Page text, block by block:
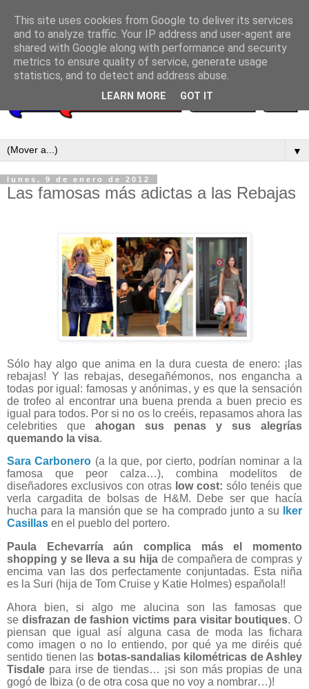
▼
lunes, 9 de enero de 2012
Las famosas más adictas a las Rebajas
Sólo hay algo que anima en la dura cuesta de enero: ¡las
rebajas! Y las rebajas, desegañémonos, nos engancha a
todas por igual: famosas y anónimas, y es que la sensación
de trofeo al encontrar una buena prenda a buen precio es
igual para todos. Por si no os lo creéis, repasamos ahora las
celebrities que ahogan sus penas y sus alegrías
quemando la visa.
Sara Carbonero (a la que, por cierto, podrían nominar a la
famosa que peor calza…), combina modelitos de
diseñadores exclusivos con otras low cost: sólo tenéis que
verla cargadita de bolsas de H&M. Debe ser que hacía
hucha para la mansión que se ha comprado junto a su
Iker
Casillas en el pueblo del portero.
Paula Echevarría aún complica más el momento
shopping y se lleva a su hija de compañera de compras y
encima van las dos perfectamente conjuntadas. Esta niña
es la Suri (hija de Tom Cruise y Katie Holmes) española!!
Ahora bien, si algo me alucina son las famosas que
se disfrazan de fashion victims para visitar boutiques. O
piensan que igual así alguna casa de moda las fichara
como imagen o no lo entiendo, por qué ya me diréis qué
sentido tienen las botas-sandalias kilométricas de Ashley
Tisdale para irse de tiendas… ¡si son más propias de una
gogó de Ibiza (o de otra cosa que no voy a nombrar…)!
This site uses cookies from Google to deliver its services
and to analyze traffic. Your IP address and user-agent are
shared with Google along with performance and security
metrics to ensure quality of service, generate usage
statistics, and to detect and address abuse.
LEARN MORE GOT IT